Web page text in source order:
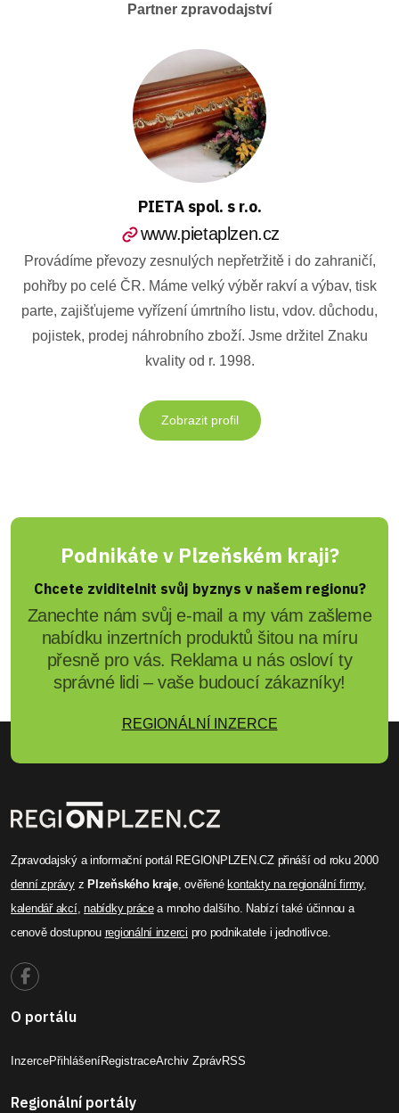
Partner zpravodajství
PIETA spol. s r.o.
www.pietaplzen.cz
Provádíme převozy zesnulých nepřetržitě i do zahraničí,
pohřby po celé ČR. Máme velký výběr rakví a výbav, tisk
parte, zajišťujeme vyřízení úmrtního listu, vdov. důchodu,
pojistek, prodej náhrobního zboží. Jsme držitel Znaku
kvality od r. 1998.
Zobrazit profil
Podnikáte v Plzeňském kraji?
Chcete zviditelnit svůj byznys v našem regionu?
Zanechte nám svůj e-mail a my vám zašleme
nabídku inzertních produktů šitou na míru
přesně pro vás. Reklama u nás osloví ty
správné lidi – vaše budoucí zákazníky!
REGIONÁLNÍ INZERCE
Zpravodajský a informační portál REGIONPLZEN.CZ přináší od roku 2000
denní zprávyz Plzeňského kraje, ověřené kontakty na regionální firmy,
kalendář akcí,nabídky prácea mnoho dalšího. Nabízí také účinnou a
cenově dostupnou regionální inzerci pro podnikatele i jednotlivce.
O portálu
InzercePřihlášeníRegistraceArchiv ZprávRSS
Regionální portály